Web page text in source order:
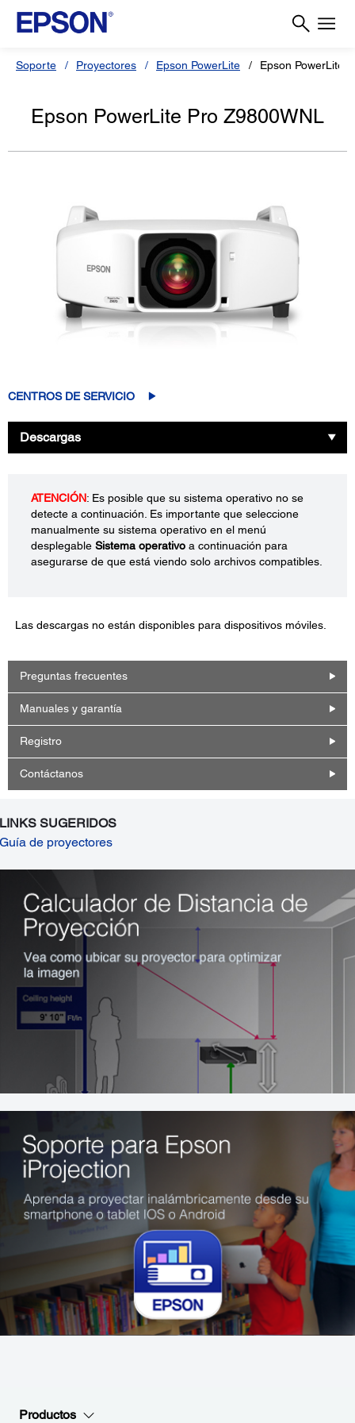
Soporte Proyectores Epson PowerLite Epson PowerLite
Epson PowerLite Pro Z9800WNL
CENTROS DE SERVICIO
Descargas
ATENCIÓN: Es posible que su sistema operativo no se
detecte a continuación. Es importante que seleccione
manualmente su sistema operativo en el menú
desplegable Sistema operativo a continuación para
asegurarse de que está viendo solo archivos compatibles.
Las descargas no están disponibles para dispositivos móviles.
Preguntas frecuentes
Manuales y garantía
Registro
Contáctanos
LINKS SUGERIDOS
Guía de proyectores
Productos